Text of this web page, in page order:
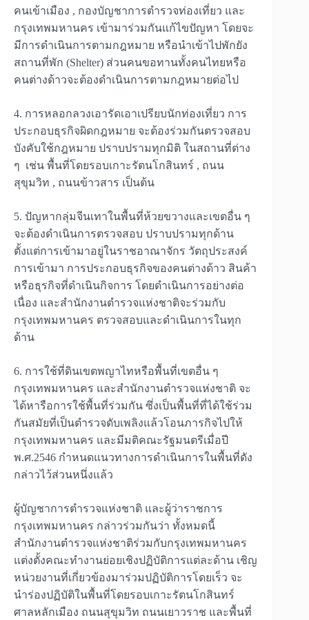
คนเข้าเมือง , กองบัญชาการตำรวจท่องเที่ยว และ
กรุงเทพมหานคร เข้ามาร่วมกันแก้ไขปัญหา โดยจะ
มีการดำเนินการตามกฎหมาย หรือนำเข้าไปพักยัง
สถานที่พัก (Shelter) ส่วนคนขอทานทั้งคนไทยหรือ
คนต่างด้าวจะต้องดำเนินการตามกฎหมายต่อไป
4. การหลอกลวงเอารัดเอาเปรียบนักท่องเที่ยว การ
ประกอบธุรกิจผิดกฎหมาย จะต้องร่วมกันตรวจสอบ
บังคับใช้กฎหมาย ปราบปรามทุกมิติ ในสถานที่ต่าง
ๆ เช่น พื้นที่โดยรอบเกาะรัตนโกสินทร์ , ถนน
สุขุมวิท , ถนนข้าวสาร เป็นต้น
5. ปัญหากลุ่มจีนเทาในพื้นที่ห้วยขวางและเขตอื่น ๆ
จะต้องดำเนินการตรวจสอบ ปราบปรามทุกด้าน
ตั้งแต่การเข้ามาอยู่ในราชอาณาจักร วัตถุประสงค์
การเข้ามา การประกอบธุรกิจของคนต่างด้าว สินค้า
หรือธุรกิจที่ดำเนินกิจการ โดยดำเนินการอย่างต่อ
เนื่อง และสำนักงานตำรวจแห่งชาติจะร่วมกับ
กรุงเทพมหานคร ตรวจสอบและดำเนินการในทุก
ด้าน
6. การใช้ที่ดินเขตพญาไทหรือพื้นที่เขตอื่น ๆ
กรุงเทพมหานคร และสำนักงานตำรวจแห่งชาติ จะ
ได้หารือการใช้พื้นที่ร่วมกัน ซึ่งเป็นพื้นที่ที่ได้ใช้ร่วม
กันสมัยที่เป็นตำรวจดับเพลิงแล้วโอนภารกิจไปให้
กรุงเทพมหานคร และมีมติคณะรัฐมนตรีเมื่อปี
พ.ศ.2546 กำหนดแนวทางการดำเนินการในพื้นที่ดัง
กล่าวไว้ส่วนหนึ่งแล้ว
ผู้บัญชาการตำรวจแห่งชาติ และผู้ว่าราชการ
กรุงเทพมหานคร กล่าวร่วมกันว่า ทั้งหมดนี้
สำนักงานตำรวจแห่งชาติร่วมกับกรุงเทพมหานคร
แต่งตั้งคณะทำงานย่อยเชิงปฏิบัติการแต่ละด้าน เชิญ
หน่วยงานที่เกี่ยวข้องมาร่วมปฏิบัติการโดยเร็ว จะ
นำร่องปฏิบัติในพื้นที่โดยรอบเกาะรัตนโกสินทร์
ศาลหลักเมือง ถนนสุขุมวิท ถนนเยาวราช และพื้นที่